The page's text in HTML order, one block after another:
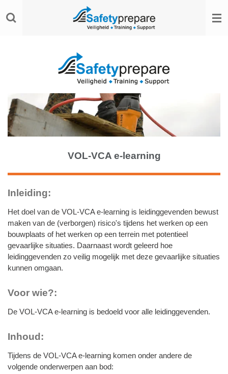
direct
VOL-VCA e-learning
Inleiding:
Het doel van de VOL-VCA e-learning is leidinggevenden bewust
maken van de (verborgen) risico's tijdens het werken op een
bouwplaats of het werken op een terrein met potentieel
gevaarlijke situaties. Daarnaast wordt geleerd hoe
leidinggevenden zo veilig mogelijk met deze gevaarlijke situaties
kunnen omgaan.
Voor wie?:
De VOL-VCA e-learning is bedoeld voor alle leidinggevenden.
Inhoud:
Tijdens de VOL-VCA e-learning komen onder andere de
volgende onderwerpen aan bod: